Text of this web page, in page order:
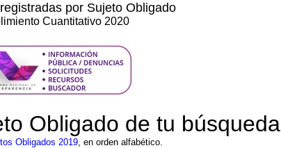
por Sujeto Obligado
Cuantitativo 2020
Obligado de tu búsqueda
Obligados 2019, en orden alfabético.